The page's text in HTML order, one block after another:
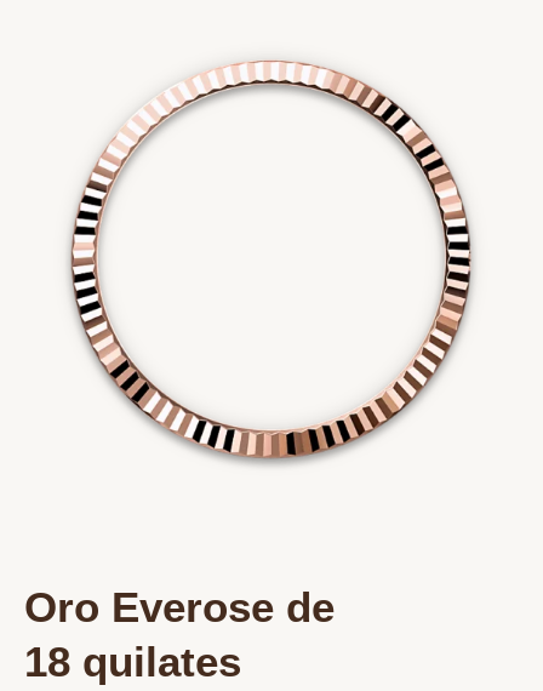
Oro Everose de
18 quilates